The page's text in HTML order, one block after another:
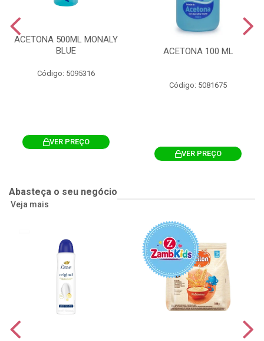
ACETONA 500ML MONALY
BLUE
Código: 5095316
VER PREÇO
ACETONA 100 ML
Código: 5081675
VER PREÇO
Abasteça o seu negócio
Veja mais